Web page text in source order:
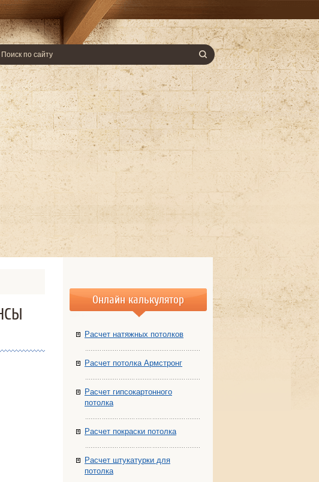
Онлайн калькулятор
Расчет натяжных потолков
Расчет потолка Армстронг
Расчет гипсокартонного
потолка
Расчет покраски потолка
Расчет штукатурки для
потолка